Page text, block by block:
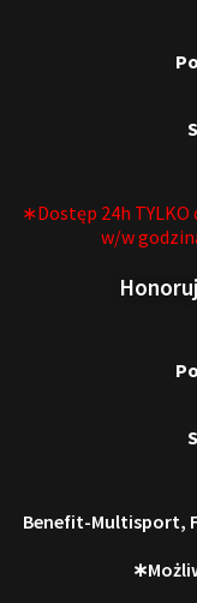
∗Dostęp 24h
w/w
Benefit-Multisport,